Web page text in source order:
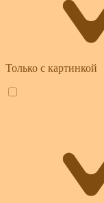
Только с картинкой